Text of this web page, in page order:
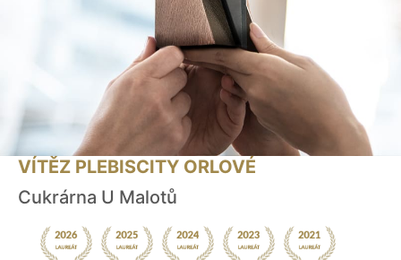
VÍTĚZ PLEBISCITY ORLOVÉ
Cukrárna U Malotů